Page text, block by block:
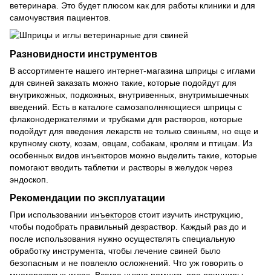
ветеринара. Это будет плюсом как для работы клиники и для
самочувствия пациентов.
Разновидности инструментов
В ассортименте нашего интернет-магазина шприцы с иглами
для свиней заказать можно такие, которые подойдут для
внутрикожных, подкожных, внутривенных, внутримышечных
введений. Есть в каталоге самозаполняющиеся шприцы с
флаконодержателями и трубками для растворов, которые
подойдут для введения лекарств не только свиньям, но еще и
крупному скоту, козам, овцам, собакам, кролям и птицам. Из
особенных видов инъекторов можно выделить такие, которые
помогают вводить таблетки и растворы в желудок через
эндоскоп.
Рекомендации по эксплуатации
При использовании инъекторов стоит изучить инструкцию,
чтобы подобрать правильный дезраствор. Каждый раз до и
после использования нужно осуществлять специальную
обработку инструмента, чтобы лечение свиней было
безопасным и не повлекло осложнений. Что уж говорить о